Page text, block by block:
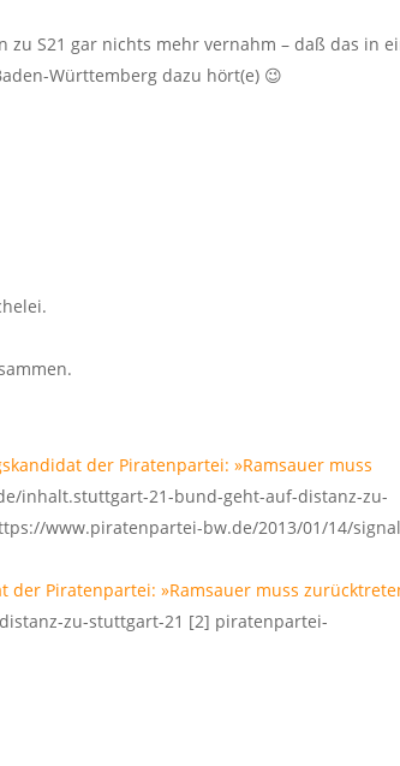
zu S21 gar nichts mehr vernahm – daß das in
Württemberg dazu hört(e) 😉
der Piratenpartei: »Ramsauer muss
inhalt.stuttgart-21-bund-geht-auf-distanz-zu-
www.piratenpartei-bw.de/2013/01/14/
der Piratenpartei: »Ramsauer muss
zu-stuttgart-21 [2] piratenpartei-